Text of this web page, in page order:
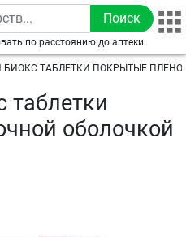
по расстоянию до аптеки
БИОКС ТАБЛЕТКИ ПОКРЫТЫЕ
оболочкой